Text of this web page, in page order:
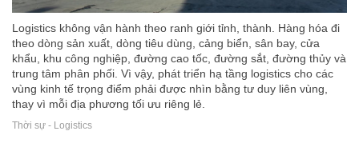
Logistics không vận hành theo ranh giới tỉnh, thành. Hàng hóa đi
theo dòng sản xuất, dòng tiêu dùng, cảng biển, sân bay, cửa
khẩu, khu công nghiệp, đường cao tốc, đường sắt, đường thủy và
trung tâm phân phối. Vì vậy, phát triển hạ tầng logistics cho các
vùng kinh tế trọng điểm phải được nhìn bằng tư duy liên vùng,
thay vì mỗi địa phương tối ưu riêng lẻ.
Thời sự - Logistics